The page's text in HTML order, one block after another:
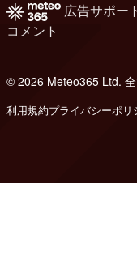
広告サポー
コメント
© 2026 Meteo365 Ltd.
利用規約プライバシーポリ